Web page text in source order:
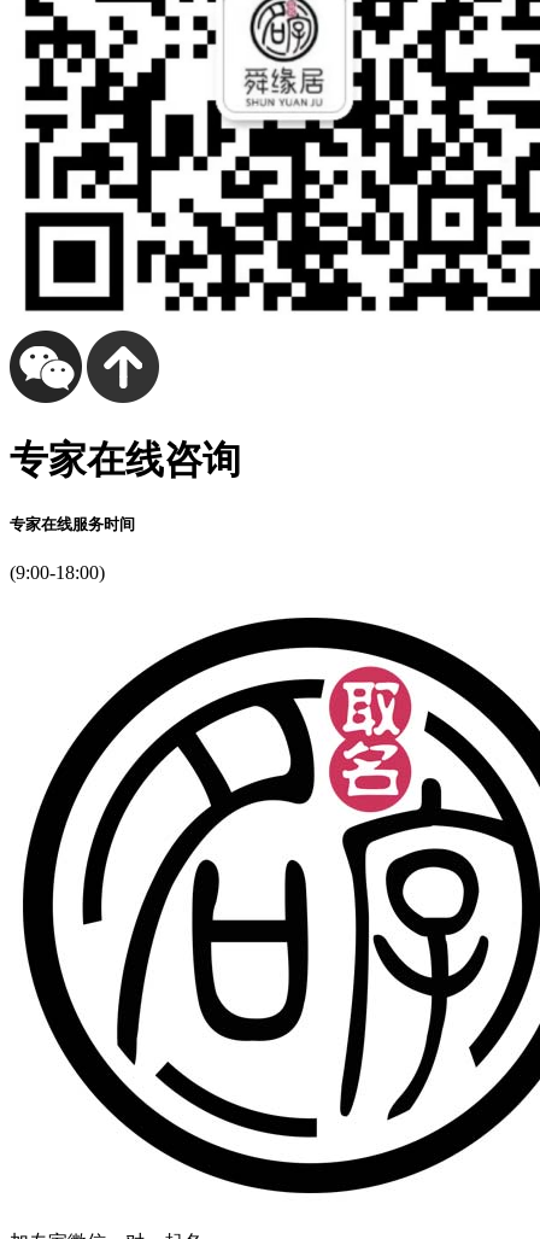
专家在线咨询
专家在线服务时间
(9:00-18:00)